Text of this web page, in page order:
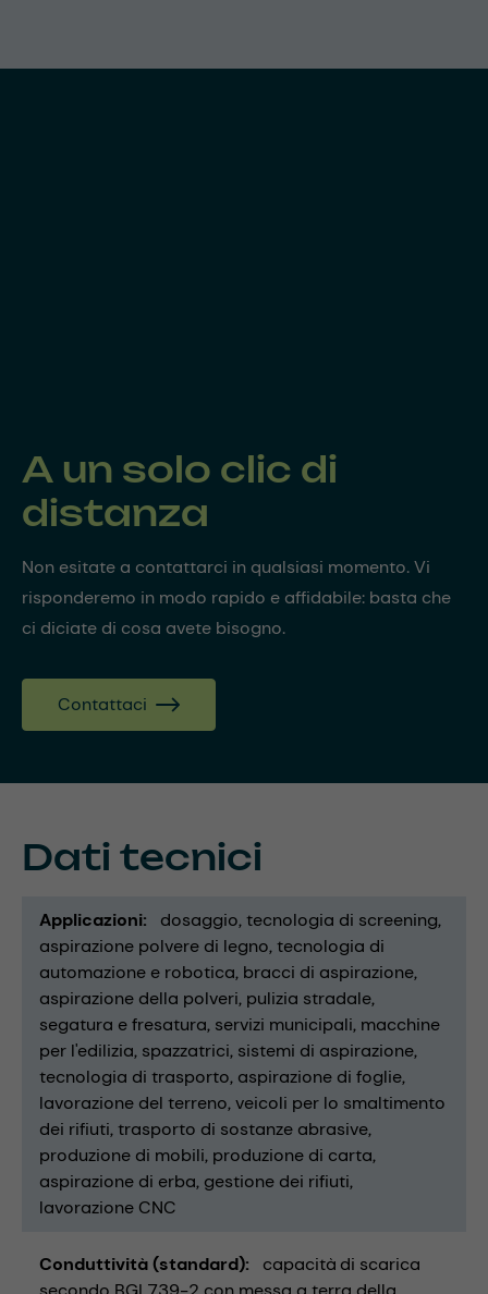
A un solo clic di
distanza
Non esitate a contattarci in qualsiasi momento. Vi
risponderemo in modo rapido e affidabile: basta che
ci diciate di cosa avete bisogno.
Contattaci
Dati tecnici
Applicazioni dosaggio tecnologia di screening
aspirazione polvere di legno tecnologia di
automazione e robotica bracci di aspirazione
aspirazione della polveri pulizia stradale
segatura e fresatura servizi municipali macchine
per l'edilizia spazzatrici sistemi di aspirazione
tecnologia di trasporto aspirazione di foglie
lavorazione del terreno veicoli per lo smaltimento
dei rifiuti trasporto di sostanze abrasive
produzione di mobili produzione di carta
aspirazione di erba gestione dei rifiuti
lavorazione CNC
Conduttività (standard)
capacità di scarica